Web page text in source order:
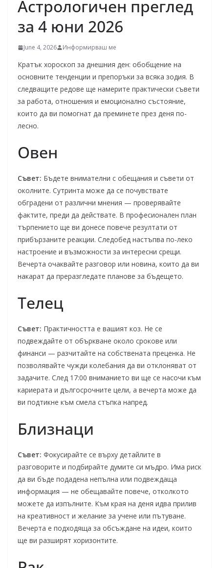
Астрологичен преглед
за 4 юни 2026
June 4, 2026 Информирваш ме
Кратък хороскоп за днешния ден: обобщение на
основните тенденции и препоръки за всяка зодия. В
следващите редове ще намерите практически съвети
за работа, отношения и емоционално състояние,
които да ви помогнат да преминете през деня по-
лесно.
Овен
Съвет: Бъдете внимателни с обещания и съвети от
околните. Сутринта може да се почувствате
обградени от различни мнения — проверявайте
фактите, преди да действате. В професионален план
търпението ще ви донесе повече резултати от
прибързаните реакции. Следобед настъпва по-леко
настроение и възможности за интересни срещи.
Вечерта очаквайте разговор или новина, които да ви
накарат да преразгледате планове за бъдещето.
Телец
Съвет: Практичността е вашият коз. Не се
подвеждайте от объркване около срокове или
финанси — разчитайте на собствената преценка. Не
позволявайте чужди колебания да ви отклоняват от
задачите. След 17:00 вниманието ви ще се насочи към
кариерата и дългосрочните цели, а вечерта може да
ви подтикне към смела стъпка напред.
Близнаци
Съвет: Фокусирайте се върху детайлите в
разговорите и подбирайте думите си мъдро. Има риск
да ви бъде подадена непълна или подвеждаща
информация — не обещавайте повече, отколкото
можете да изпълните. Към края на деня идва прилив
на креативност и желание за учене или пътуване.
Вечерта е подходяща за обсъждане на идеи, които
ще ви разширят хоризонтите.